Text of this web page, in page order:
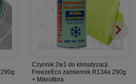
Czynnik 2w1 do klimatyzacji
FreezeEco zamiennik R134a 290g
+ Mikrofibra